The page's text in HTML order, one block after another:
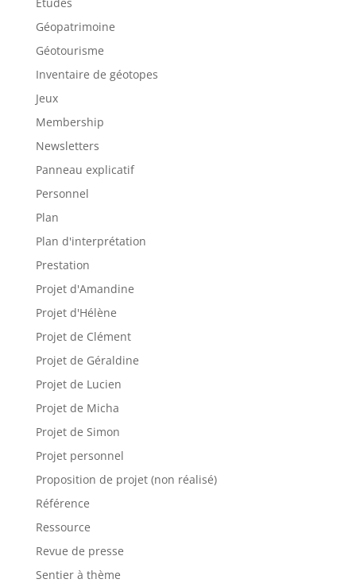
Géopatrimoine
Géotourisme
Inventaire de géotopes
Jeux
Membership
Newsletters
Panneau explicatif
Personnel
Plan
Plan d'interprétation
Prestation
Projet d'Amandine
Projet d'Hélène
Projet de Clément
Projet de Géraldine
Projet de Lucien
Projet de Micha
Projet de Simon
Projet personnel
Proposition de projet (non réalisé)
Référence
Ressource
Revue de presse
Sentier à thème